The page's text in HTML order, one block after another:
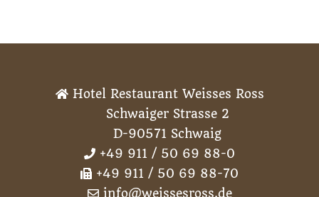
Hotel Restaurant Weisses Ross
Schwaiger Strasse 2
D-90571 Schwaig
+49 911 / 50 69 88-0
+49 911 / 50 69 88-70
info@weissesross.de